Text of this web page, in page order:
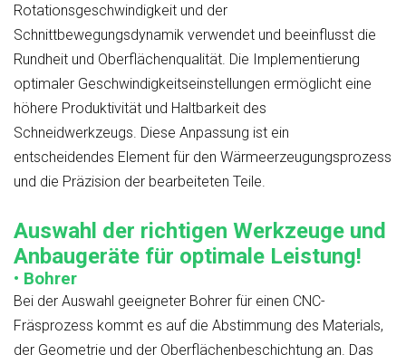
Rotationsgeschwindigkeit und der
Schnittbewegungsdynamik verwendet und beeinflusst die
Rundheit und Oberflächenqualität. Die Implementierung
optimaler Geschwindigkeitseinstellungen ermöglicht eine
höhere Produktivität und Haltbarkeit des
Schneidwerkzeugs. Diese Anpassung ist ein
entscheidendes Element für den Wärmeerzeugungsprozess
und die Präzision der bearbeiteten Teile.
Auswahl der richtigen Werkzeuge und
Anbaugeräte für optimale Leistung!
• Bohrer
Bei der Auswahl geeigneter Bohrer für einen CNC-
Fräsprozess kommt es auf die Abstimmung des Materials,
der Geometrie und der Oberflächenbeschichtung an. Das